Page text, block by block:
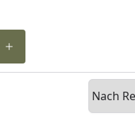
Sortieren